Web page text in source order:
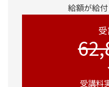
ネット模擬試験（CBT方式）
無料質問回数
講義動画＋音声
給額が給
受講料